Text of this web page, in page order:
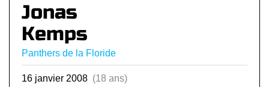
Jonas
Kemps
Panthers de la Floride
16 janvier 2008 (18 ans)